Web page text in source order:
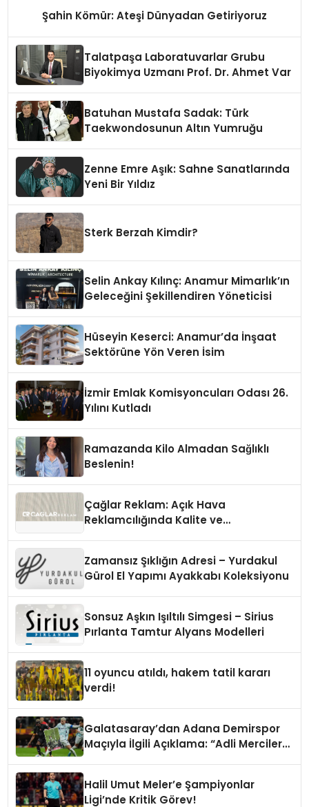
Şahin Kömür: Ateşi Dünyadan Getiriyoruz
Talatpaşa Laboratuvarlar Grubu
Biyokimya Uzmanı Prof. Dr. Ahmet Var
Batuhan Mustafa Sadak: Türk
Taekwondosunun Altın Yumruğu
Zenne Emre Aşık: Sahne Sanatlarında
Yeni Bir Yıldız
Sterk Berzah Kimdir?
Selin Ankay Kılınç: Anamur Mimarlık’ın
Geleceğini Şekillendiren Yöneticisi
Hüseyin Keserci: Anamur’da İnşaat
Sektörüne Yön Veren İsim
İzmir Emlak Komisyoncuları Odası 26.
Yılını Kutladı
Ramazanda Kilo Almadan Sağlıklı
Beslenin!
Çağlar Reklam: Açık Hava
Reklamcılığında Kalite ve
Zamansız Şıklığın Adresi – Yurdakul
Gürol El Yapımı Ayakkabı Koleksiyonu
Sonsuz Aşkın Işıltılı Simgesi – Sirius
Pırlanta Tamtur Alyans Modelleri
11 oyuncu atıldı, hakem tatil kararı
verdi!
Galatasaray’dan Adana Demirspor
Maçıyla İlgili Açıklama: “Adli Mercilere
Halil Umut Meler’e Şampiyonlar
Ligi’nde Kritik Görev!